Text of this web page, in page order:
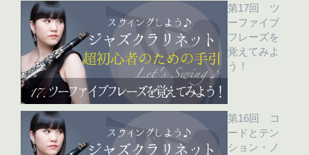
第17回 ツ
ーファイブ
フレーズを
覚えてみよ
う！
第16回 コ
ードとテン
ション・ノ